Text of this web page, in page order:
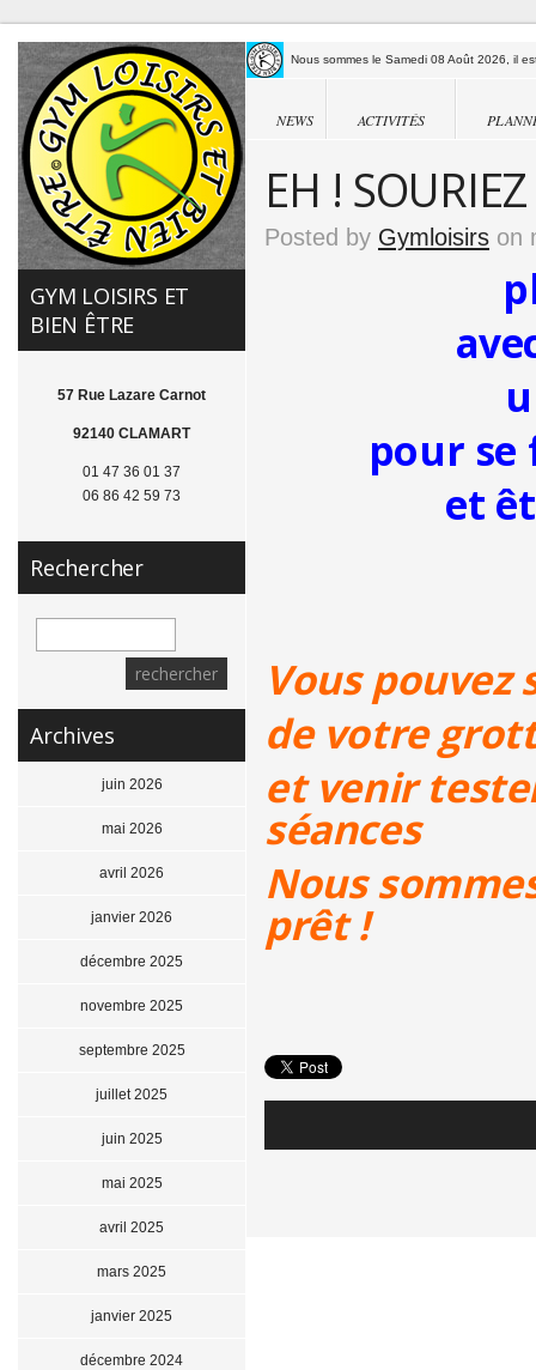
Nous sommes le Samedi 08 Août 2026, il
NEWS ACTIVITÉS
EH !
Posted by Gymloisirs on
pour se
et
Vous pouvez
de votre
et venir
séances
Nous
prêt !
GYM LOISIRS ET
BIEN ÊTRE
57 Rue Lazare Carnot
92140 CLAMART
01 47 36 01 37
06 86 42 59 73
Rechercher
Archives
juin 2026
mai 2026
avril 2026
janvier 2026
décembre 2025
novembre 2025
septembre 2025
juillet 2025
juin 2025
mai 2025
avril 2025
mars 2025
janvier 2025
décembre 2024